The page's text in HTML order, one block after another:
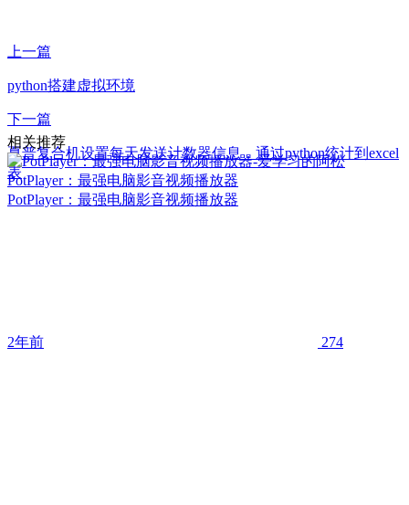
上一篇
python搭建虚拟环境
下一篇
夏普复合机设置每天发送计数器信息，通过python统计到excel
表
相关推荐
PotPlayer：最强电脑影音视频播放器
PotPlayer：最强电脑影音视频播放器
2年前 274